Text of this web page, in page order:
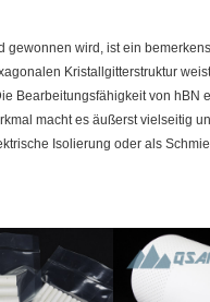
wird, ist ein
Kristallgitterstruktur
Bearbeitungsfähigkeit von
macht es äußerst vielseitig
Isolierung oder als